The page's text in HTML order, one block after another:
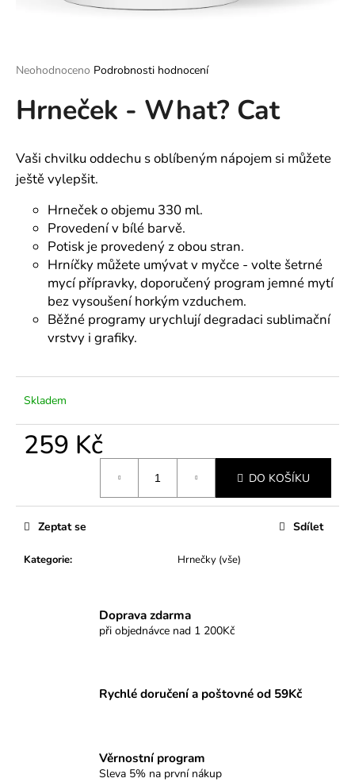
Průměrné
produktu
je
5
hvězdiček.
Neohodnoceno Podrobnosti hodnocení
Hrneček - What? Cat
Vaši chvilku oddechu s oblíbeným nápojem si můžete
ještě vylepšit.
Hrneček o objemu 330 ml.
Provedení v bílé barvě.
Potisk je provedený z obou stran.
Hrníčky můžete umývat v myčce - volte šetrné
mycí přípravky, doporučený program jemné mytí
bez vysoušení horkým vzduchem.
Běžné programy urychlují degradaci sublimační
vrstvy i grafiky.
Skladem
259 Kč
DO KOŠÍKU
Kategorie: Hrnečky (vše)
Zeptat se Sdílet
Doprava zdarma
při objednávce nad 1 200Kč
Rychlé doručení a poštovné od 59Kč
Věrnostní program
Sleva 5% na první nákup
í
t
?
u
e
m